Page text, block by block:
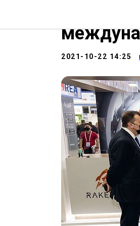
Ракета
2021-10-22 14:25